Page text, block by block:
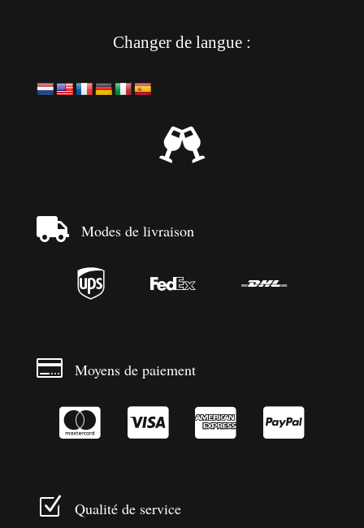
Changer de langue :

 Modes de livraison
  
 Moyens de paiement
   
Z Qualité de service